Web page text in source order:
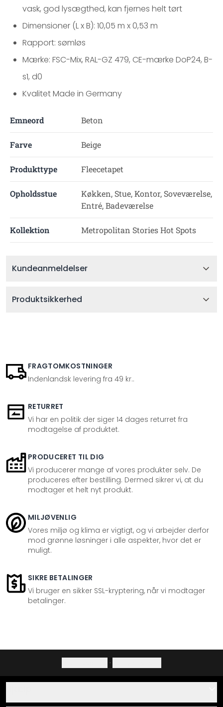
vask, god lysægthed, kan fjernes helt tørt
Dimensioner (L x B): 10,05 m x 0,53 m
Rapport: sømløs
Mærke: FSC-Mix, RAL-GZ 479, CE-mærke DoP24, B-
s1, d0
Kvalitet Made in Germany
Emneord Beton
Farve Beige
Produkttype Fleecetapet
Opholdsstue
Køkken, Stue, Kontor, Soveværelse,
Entré, Badeværelse
Kollektion Metropolitan Stories Hot Spots
Kundeanmeldelser
Produktsikkerhed
FRAGTOMKOSTNINGER
Indenlandsk levering fra 49 kr..
RETURRET
Vi har en politik der siger 14 dages returret fra
modtagelse af produktet.
PRODUCERET TIL DIG
Vi producerer mange af vores produkter selv. De
produceres efter bestilling. Dermed sikrer vi, at du
modtager et helt nyt produkt.
MILJØVENLIG
Vores miljø og klima er vigtigt, og vi arbejder derfor
mod grønne løsninger i alle aspekter, hvor det er
muligt.
SIKRE BETALINGER
Vi bruger en sikker SSL-kryptering, når vi modtager
betalinger.
·